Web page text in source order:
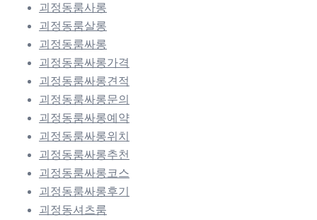
괴정동룸사롱
괴정동룸살롱
괴정동룸싸롱
괴정동룸싸롱가격
괴정동룸싸롱견적
괴정동룸싸롱문의
괴정동룸싸롱예약
괴정동룸싸롱위치
괴정동룸싸롱추천
괴정동룸싸롱코스
괴정동룸싸롱후기
괴정동셔츠룸